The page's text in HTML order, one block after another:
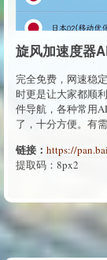
旋风加速度器
完全免费，网速稳
时更是让大家都顺
件导航，各种常用
了，十分方便。有
链接： https://
提取码：8px2